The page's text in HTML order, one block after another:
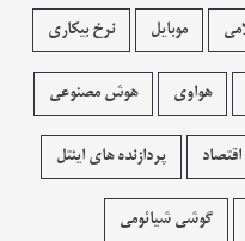
موبایل نرخ بیکاری
هواوی هوش مصنوعی
پردازنده های اینتل
گوشی شیائومی